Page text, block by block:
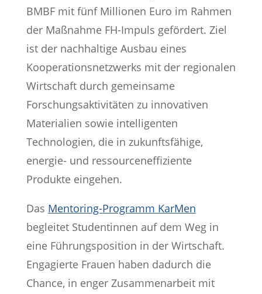
BMBF mit fünf Millionen Euro im Rahmen
der Maßnahme FH-Impuls gefördert. Ziel
ist der nachhaltige Ausbau eines
Kooperationsnetzwerks mit der regionalen
Wirtschaft durch gemeinsame
Forschungsaktivitäten zu innovativen
Materialien sowie intelligenten
Technologien, die in zukunftsfähige,
energie- und ressourceneffiziente
Produkte eingehen.
Das Mentoring-Programm KarMen
begleitet Studentinnen auf dem Weg in
eine Führungsposition in der Wirtschaft.
Engagierte Frauen haben dadurch die
Chance, in enger Zusammenarbeit mit